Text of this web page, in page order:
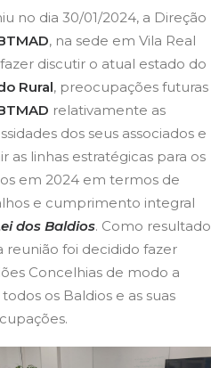
no dia 30/01/2024, a Direção
, na sede em Vila Real
discutir o atual estado do
Rural, preocupações futuras
relativamente as
dos seus associados e
as linhas estratégicas para os
em 2024 em termos de
e cumprimento integral
dos Baldios. Como resultado
reunião foi decidido fazer
Concelhias de modo a
os Baldios e as suas